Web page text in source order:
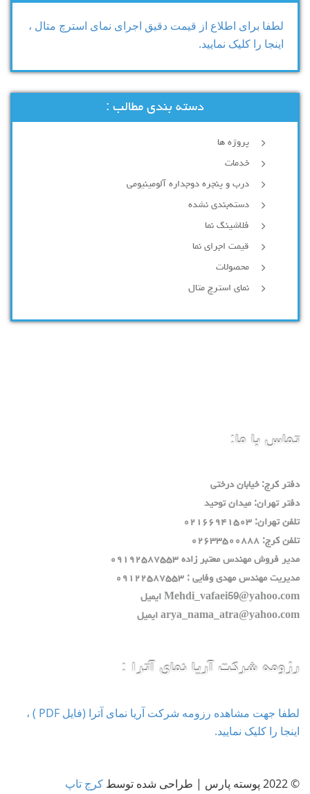
لطفا برای اطلاع از قیمت دقیق اجرای نمای استرچ متال ،
اینجا را کلیک نمایید.
دسته بندی مطالب :
پروژه ها
خدمات
درب و پنجره دوجداره آلومینیومی
دسته‌بندی نشده
فلاشینگ نما
قیمت اجرای نما
محصولات
نمای استرچ متال
تماس با ما:
دفتر كرج: خيابان درختي
دفتر تهران: ميدان توحيد
تلفن تهران: ٠٢١٦٦٩٤١٥٠٣
تلفن كرج: ٠٢٦٣٣٥٠٠٨٨٨
مدير فروش مهندس معتبر زاده ٠٩١٩٢٥٨٧٥٥٣
مديريت مهندس مهدي وفايي : ٠٩١٢٢٥٨٧٥٥٣
Mehdi_vafaei59@yahoo.com ايميل
arya_nama_atra@yahoo.com ايميل
رزومه شرکت آریا نمای آترا :
لطفا جهت مشاهده رزومه شرکت آریا نمای آترا (فایل PDF ) ،
اینجا را کلیک نمایید.
© 2022 پوسته پارس | طراحی شده توسط کرج تاپ